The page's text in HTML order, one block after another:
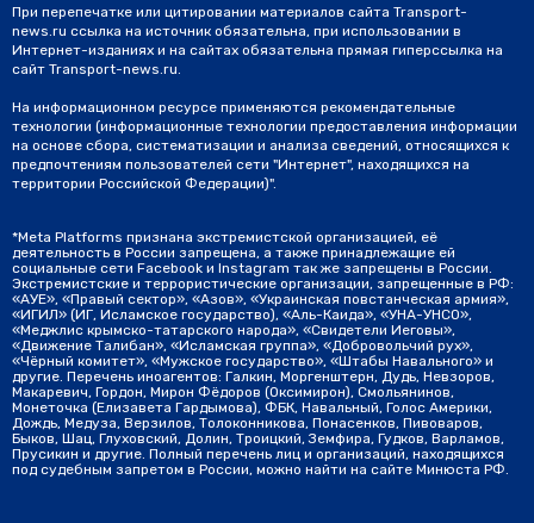
При перепечатке или цитировании материалов сайта Transport-
news.ru ссылка на источник обязательна, при использовании в
Интернет-изданиях и на сайтах обязательна прямая гиперссылка на
сайт Transport-news.ru.
На информационном ресурсе применяются рекомендательные
технологии (информационные технологии предоставления информации
на основе сбора, систематизации и анализа сведений, относящихся к
предпочтениям пользователей сети "Интернет", находящихся на
территории Российской Федерации)".
*Meta Platforms признана экстремистской организацией, её
деятельность в России запрещена, а также принадлежащие ей
социальные сети Facebook и Instagram так же запрещены в России.
Экстремистские и террористические организации, запрещенные в РФ:
«АУЕ», «Правый сектор», «Азов», «Украинская повстанческая армия»,
«ИГИЛ» (ИГ, Исламское государство), «Аль-Каида», «УНА-УНСО»,
«Меджлис крымско-татарского народа», «Свидетели Иеговы»,
«Движение Талибан», «Исламская группа», «Добровольчий рух»,
«Чёрный комитет», «Мужское государство», «Штабы Навального» и
другие. Перечень иноагентов: Галкин, Моргенштерн, Дудь, Невзоров,
Макаревич, Гордон, Мирон Фёдоров (Оксимирон), Смольянинов,
Монеточка (Елизавета Гардымова), ФБК, Навальный, Голос Америки,
Дождь, Медуза, Верзилов, Толоконникова, Понасенков, Пивоваров,
Быков, Шац, Глуховский, Долин, Троицкий, Земфира, Гудков, Варламов,
Прусикин и другие. Полный перечень лиц и организаций, находящихся
под судебным запретом в России, можно найти на сайте Минюста РФ.